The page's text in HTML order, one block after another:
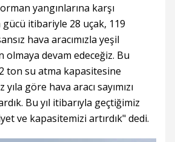
yangınlarına karşı
gücü itibariyle 28 uçak, 119
hava aracımızla yeşil
olmaya devam edeceğiz. Bu
ton su atma kapasitesine
göre hava aracı sayımızı
Bu yıl itibarıyla geçtiğimiz
ve kapasitemizi artırdık" dedi.